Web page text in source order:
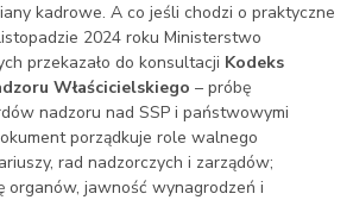
kadrowe. A co jeśli chodzi o praktyczne
2024 roku Ministerstwo
przekazało do konsultacji Kodeks
Właścicielskiego – próbę
nadzoru nad SSP i państwowymi
porządkuje role walnego
rad nadzorczych i zarządów;
organów, jawność wynagrodzeń i